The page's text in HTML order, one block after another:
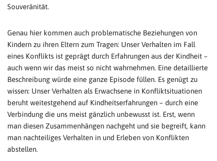
Souveränität.
Genau hier kommen auch problematische Beziehungen von
Kindern zu ihren Eltern zum Tragen: Unser Verhalten im Fall
eines Konflikts ist geprägt durch Erfahrungen aus der Kindheit –
auch wenn wir das meist so nicht wahrnehmen. Eine detaillierte
Beschreibung würde eine ganze Episode füllen. Es genügt zu
wissen: Unser Verhalten als Erwachsene in Konfliktsituationen
beruht weitestgehend auf Kindheitserfahrungen – durch eine
Verbindung die uns meist gänzlich unbewusst ist. Erst, wenn
man diesen Zusammenhängen nachgeht und sie begreift, kann
man nachteiliges Verhalten in und Erleben von Konflikten
abstellen.